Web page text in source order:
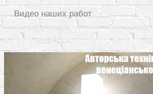
Видео наших работ